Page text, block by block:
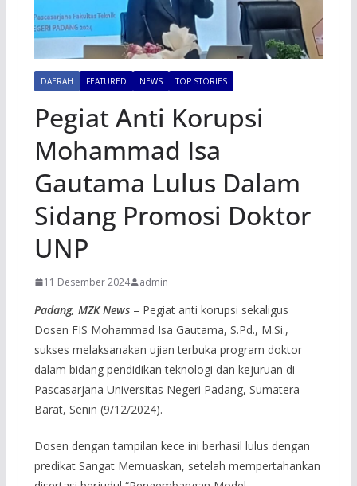
DAERAH FEATURED NEWS TOP STORIES
Pegiat Anti Korupsi
Mohammad Isa
Gautama Lulus Dalam
Sidang Promosi Doktor
UNP
11 Desember 2024 admin
Padang, MZK News– Pegiat anti korupsi sekaligus
Dosen FIS Mohammad Isa Gautama, S.Pd., M.Si.,
sukses melaksanakan ujian terbuka program doktor
dalam bidang pendidikan teknologi dan kejuruan di
Pascasarjana Universitas Negeri Padang, Sumatera
Barat, Senin (9/12/2024).
Dosen dengan tampilan kece ini berhasil lulus dengan
predikat Sangat Memuaskan, setelah mempertahankan